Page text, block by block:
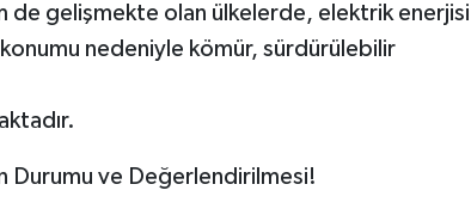
de gelişmekte olan ülkelerde, elektrik enerjisi
nedeniyle kömür, sürdürülebilir
Durumu ve Değerlendirilmesi!